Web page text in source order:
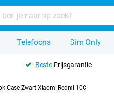
Telefoons Sim Only
Beste Prijsgarantie
Case Zwart Xiaomi Redmi 10C